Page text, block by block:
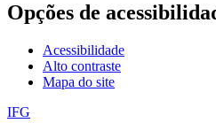
Opções de
Acessibilidade
Alto contraste
Mapa do site
IFG